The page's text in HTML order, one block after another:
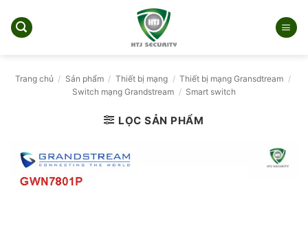
qua
Trang chủ / Sản phẩm / Thiết bị mạng / Thiết bị mạng Gransdtream /
Switch mạng Grandstream / Smart switch
LỌC SẢN PHẨM